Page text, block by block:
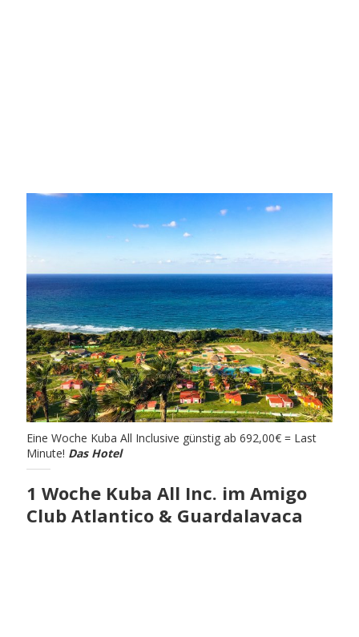
Eine Woche Kuba All Inclusive günstig ab 692,00€ = Last
Minute! Das Hotel
1 Woche Kuba All Inc. im Amigo
Club Atlantico & Guardalavaca